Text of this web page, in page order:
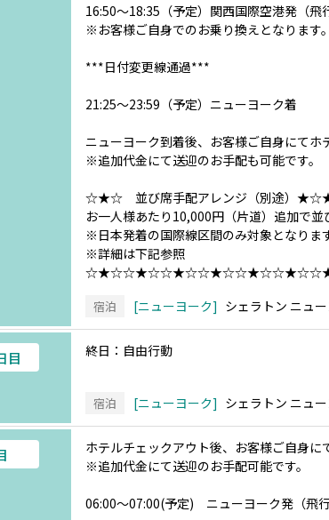
16:50～18:35（予定）関西国際空港発（
※お客様ご自身でのお乗り換えとなります。
***日付変更線通過***
21:25～23:59（予定）ニューヨーク着
ニューヨーク到着後、お客様ご自身にてホ
※追加代金にて送迎のお手配も可能です。
☆★☆ 並び席手配アレンジ（別途）
お一人様あたり10,000円（片道）追加で並
※日本発着の国際線区間のみ対象となりま
※詳細は下記参照
宿泊 ニューヨーク シェラトン ニュ
目 終日：自由行動
宿泊 ニューヨーク シェラトン ニュ
ホテルチェックアウト後、お客様ご自身に
※追加代金にて送迎のお手配可能です。
06:00～07:00(予定) ニューヨーク発（飛